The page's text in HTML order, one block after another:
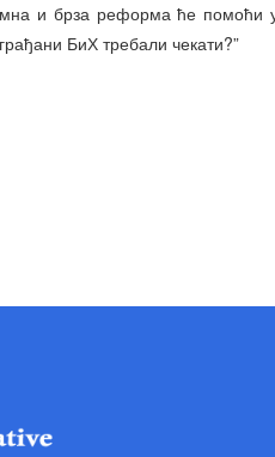
и брза реформа ће помоћи
БиХ требали чекати?”